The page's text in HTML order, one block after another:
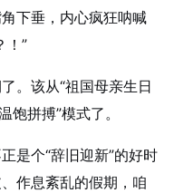
下垂，内心疯狂呐喊
！”
。该从“祖国母亲生日
饱拼搏”模式了。
是个“辞旧迎新”的好时
作息紊乱的假期，咱